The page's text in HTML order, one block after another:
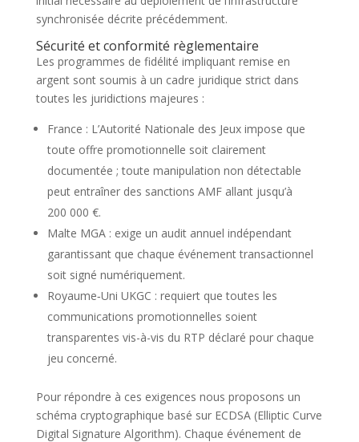
synchronisée décrite précédemment.
Sécurité et conformité règlementaire
Les programmes de fidélité impliquant remise en
argent sont soumis à un cadre juridique strict dans
toutes les juridictions majeures :
France : L’Autorité Nationale des Jeux impose que
toute offre promotionnelle soit clairement
documentée ; toute manipulation non détectable
peut entraîner des sanctions AMF allant jusqu’à
200 000 €.
Malte MGA : exige un audit annuel indépendant
garantissant que chaque événement transactionnel
soit signé numériquement.
Royaume‑Uni UKGC : requiert que toutes les
communications promotionnelles soient
transparentes vis-à-vis du RTP déclaré pour chaque
jeu concerné.
Pour répondre à ces exigences nous proposons un
schéma cryptographique basé sur ECDSA (Elliptic Curve
Digital Signature Algorithm). Chaque événement de